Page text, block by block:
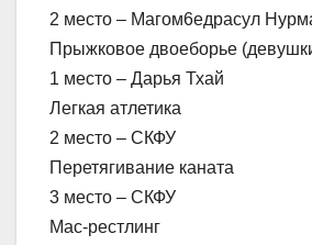
2 место – Магом6едрасул
Прыжковое двоеборье
1 место – Дарья Тхай
Легкая атлетика
2 место – СКФУ
Перетягивание каната
3 место – СКФУ
Мас-рестлинг